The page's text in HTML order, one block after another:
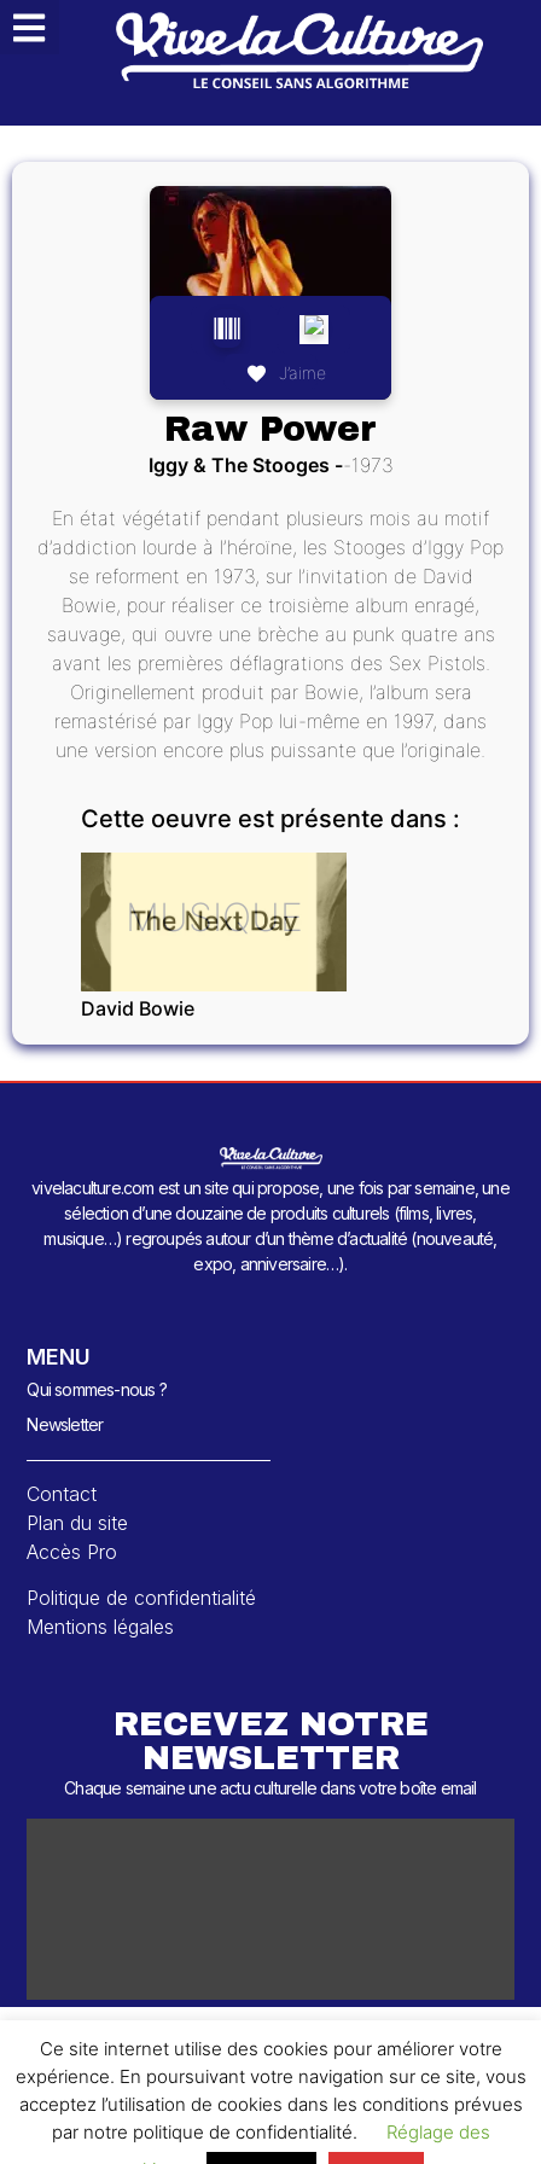
J’aime
Raw Power
Iggy & The Stooges 1973
En état végétatif pendant plusieurs mois au motif
d’addiction lourde à l’héroïne, les Stooges d’Iggy Pop
se reforment en 1973, sur l’invitation de David
Bowie, pour réaliser ce troisième album enragé,
sauvage, qui ouvre une brèche au punk quatre ans
avant les premières déflagrations des Sex Pistols.
Originellement produit par Bowie, l’album sera
remastérisé par Iggy Pop lui-même en 1997, dans
une version encore plus puissante que l’originale.
Cette oeuvre est présente dans :
MUSIQUE
David Bowie
vivelaculture.com est un site qui propose, une fois par semaine, une
sélection d’une douzaine de produits culturels (films, livres,
musique…) regroupés autour d’un thème d’actualité (nouveauté,
expo, anniversaire…).
MENU
Qui sommes-nous ?
Newsletter
Contact
Plan du site
Accès Pro
Politique de confidentialité
Mentions légales
RECEVEZ NOTRE
NEWSLETTER
Chaque semaine une actu culturelle dans votre boîte email
© 2026 – 2 ème Round – Tous droits réservés.
Ce site internet utilise des cookies pour améliorer votre
expérience. En poursuivant votre navigation sur ce site, vous
acceptez l’utilisation de cookies dans les conditions prévues
par notre politique de confidentialité.
Réglage des